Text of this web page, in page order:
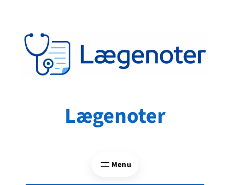
indhold
Lægenoter